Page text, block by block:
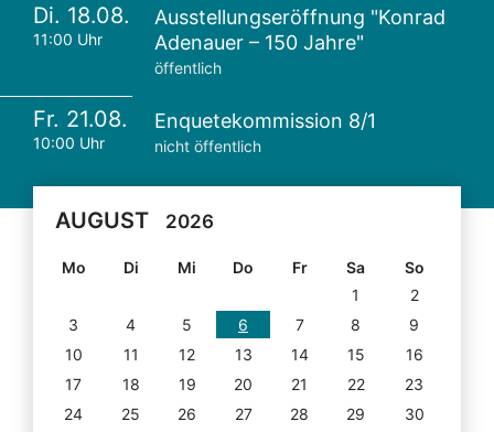
Di. 18.08.
11:00 Uhr
Ausstellungseröffnung "Konrad
Adenauer – 150 Jahre"
öffentlich
Fr. 21.08.
10:00 Uhr
Enquetekommission 8/1
nicht öffentlich
AUGUST 2026
Mo Di Mi Do Fr Sa
So
1
2
3
4 5 6 7 8
9
10
11 12 13 14 15
16
17
18 19 20 21 22
23
24
25 26 27 28 29
30